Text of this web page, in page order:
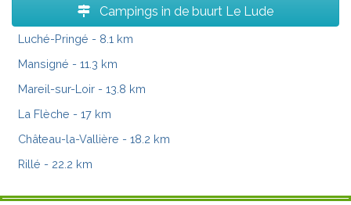
Campings in de buurt Le Lude
Luché-Pringé - 8.1 km
Mansigné - 11.3 km
Mareil-sur-Loir - 13.8 km
La Flèche - 17 km
Château-la-Vallière - 18.2 km
Rillé - 22.2 km